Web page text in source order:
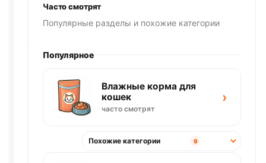
Часто смотрят
Популярные разделы и похожие категории
Популярное
Влажные корма для
кошек
часто смотрят
›
Похожие категории 9